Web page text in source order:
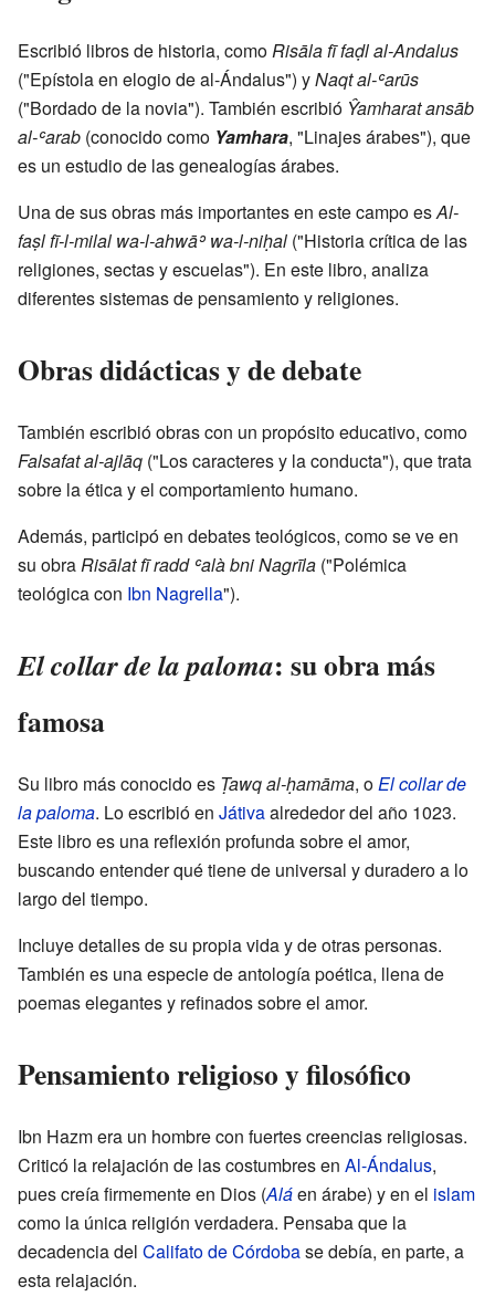
Escribió libros de historia, comoRisāla fī faḍl al-Andalus
("Epístola en elogio de al-Ándalus") yNaqt al-ʿarūs
("Bordado de la novia"). También escribió Ŷamharat ansāb
al-ʿarab (conocido como Yamhara, "Linajes árabes"), que
es un estudio de las genealogías árabes.
Una de sus obras más importantes en este campo esAl-
faṣl fī-l-milal wa-l-ahwāʾ wa-l-niḥal ("Historia crítica de las
religiones, sectas y escuelas"). En este libro, analiza
diferentes sistemas de pensamiento y religiones.
Obras didácticas y de debate
También escribió obras con un propósito educativo, como
Falsafat al-ajlāq ("Los caracteres y la conducta"), que trata
sobre la ética y el comportamiento humano.
Además, participó en debates teológicos, como se ve en
su obraRisālat fī radd ʿalà bni Nagrīla ("Polémica
teológica con Ibn Nagrella").
El collar de la paloma: su obra más
famosa
Su libro más conocido es Ṭawq al-ḥamāma, oEl collar de
la paloma. Lo escribió en Játivaalrededor del año 1023.
Este libro es una reflexión profunda sobre el amor,
buscando entender qué tiene de universal y duradero a lo
largo del tiempo.
Incluye detalles de su propia vida y de otras personas.
También es una especie de antología poética, llena de
poemas elegantes y refinados sobre el amor.
Pensamiento religioso y filosófico
Ibn Hazm era un hombre con fuertes creencias religiosas.
Criticó la relajación de las costumbres en Al-Ándalus,
pues creía firmemente en Dios (Aláen árabe) y en el islam
como la única religión verdadera. Pensaba que la
decadencia del Califato de Córdobase debía, en parte, a
esta relajación.